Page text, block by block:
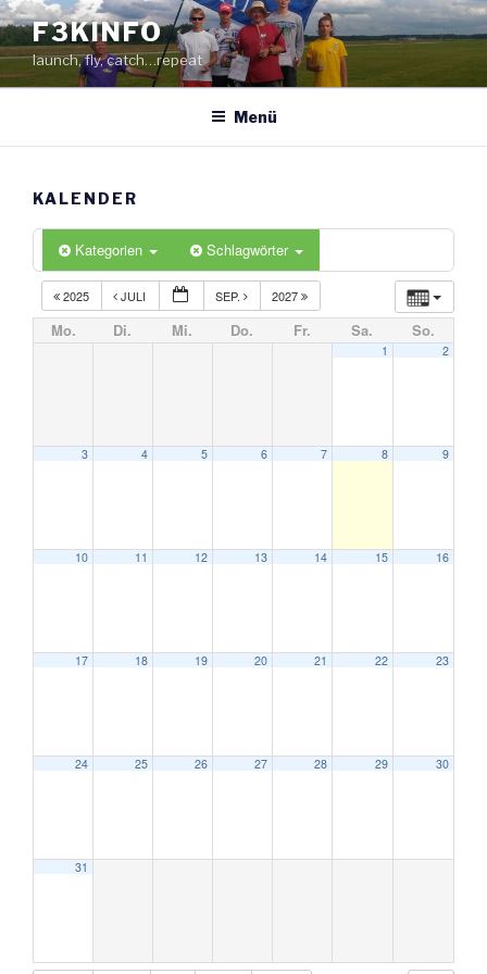
Zum
Inhalt
springen
F3KINFO
launch, fly, catch…repeat
Menü
KALENDER
Kategorien Schlagwörter
2025 JULI SEP. 2027
Mo. Di. Mi. Do. Fr. Sa. So.
1 2
3 4 5 6 7 8 9
10 11 12 13 14 15 16
17 18 19 20 21 22 23
24 25 26 27 28 29 30
31